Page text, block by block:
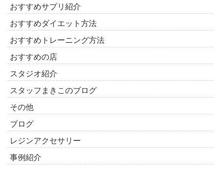
おすすめサプリ紹介
おすすめダイエット方法
おすすめトレーニング方法
おすすめの店
スタジオ紹介
スタッフまきこのブログ
その他
ブログ
レジンアクセサリー
事例紹介